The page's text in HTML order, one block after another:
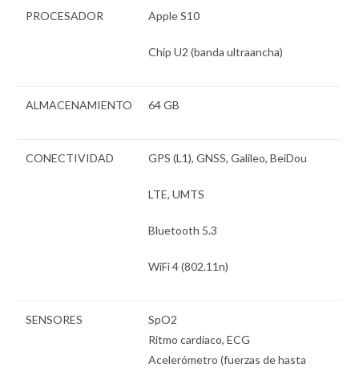
PROCESADOR Apple S10
Chip U2 (banda ultraancha)
ALMACENAMIENTO 64 GB
CONECTIVIDAD GPS (L1), GNSS, Galileo, BeiDou
LTE, UMTS
Bluetooth 5.3
WiFi 4 (802.11n)
SENSORES
SpO2
Ritmo cardiaco, ECG
Acelerómetro (fuerzas de hasta